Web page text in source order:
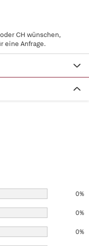
CH wünschen,
eine Anfrage.
0%
0%
0%